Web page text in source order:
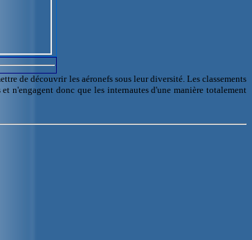
de découvrir les aéronefs sous leur diversité. Les classements
n'engagent donc que les internautes d'une manière totalement